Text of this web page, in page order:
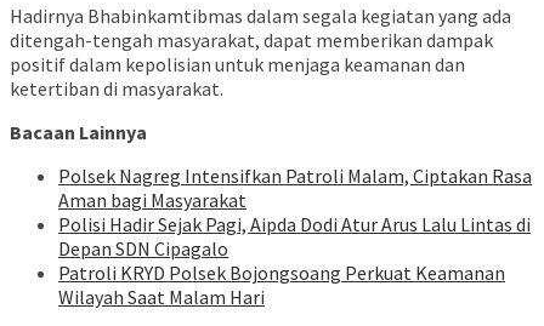
Hadirnya Bhabinkamtibmas dalam segala kegiatan yang ada
ditengah-tengah masyarakat, dapat memberikan dampak
positif dalam kepolisian untuk menjaga keamanan dan
ketertiban di masyarakat.
Bacaan Lainnya
Polsek Nagreg Intensifkan Patroli Malam, Ciptakan Rasa
Aman bagi Masyarakat
Polisi Hadir Sejak Pagi, Aipda Dodi Atur Arus Lalu Lintas di
Depan SDN Cipagalo
Patroli KRYD Polsek Bojongsoang Perkuat Keamanan
Wilayah Saat Malam Hari